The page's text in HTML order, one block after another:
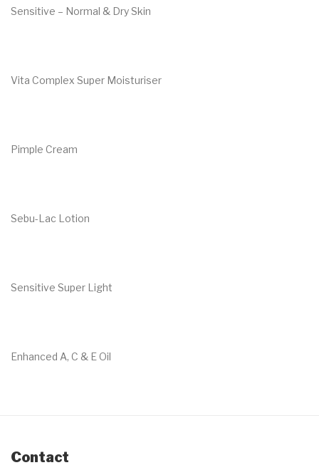
Sensitive – Normal & Dry Skin
Vita Complex Super Moisturiser
Pimple Cream
Sebu-Lac Lotion
Sensitive Super Light
Enhanced A, C & E Oil
Contact